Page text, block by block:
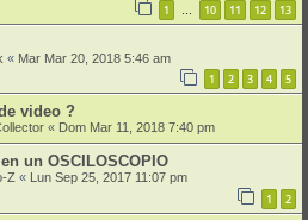
1 … 10 11 12 13
« Mar Mar 20, 2018 5:46 am
1 2 3 4 5
video ?
« Dom Mar 11, 2018 7:40 pm
un OSCILOSCOPIO
Z «
Lun Sep 25, 2017 11:07 pm
1 2